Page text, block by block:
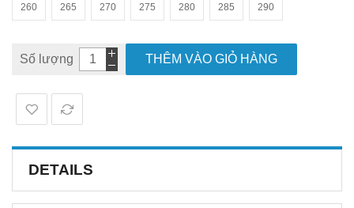
260 265 270 275 280 285 290
Số lượng THÊM VÀO GIỎ HÀNG
DETAILS